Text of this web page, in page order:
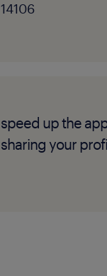
14106
speed up the
sharing your